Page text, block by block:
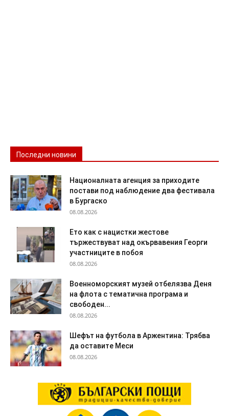
Последни новини
Националната агенция за приходите
постави под наблюдение два фестивала
в Бургаско
08.08.2026
Ето как с нацистки жестове
тържествуват над окървавения Георги
участниците в побоя
08.08.2026
Военноморският музей отбелязва Деня
на флота с тематична програма и
свободен...
08.08.2026
Шефът на футбола в Аржентина: Трябва
да оставите Меси
08.08.2026